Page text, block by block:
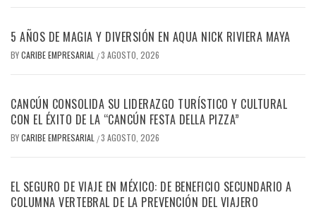
5 AÑOS DE MAGIA Y DIVERSIÓN EN AQUA NICK RIVIERA MAYA
BYCARIBE EMPRESARIAL /3 AGOSTO, 2026
CANCÚN CONSOLIDA SU LIDERAZGO TURÍSTICO Y CULTURAL
CON EL ÉXITO DE LA “CANCÚN FESTA DELLA PIZZA”
BYCARIBE EMPRESARIAL /3 AGOSTO, 2026
EL SEGURO DE VIAJE EN MÉXICO: DE BENEFICIO SECUNDARIO A
COLUMNA VERTEBRAL DE LA PREVENCIÓN DEL VIAJERO